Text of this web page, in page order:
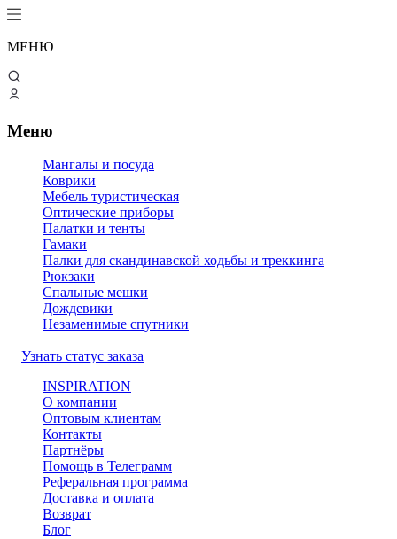
МЕНЮ
Меню
Мангалы и посуда
Коврики
Мебель туристическая
Оптические приборы
Палатки и тенты
Гамаки
Палки для скандинавской ходьбы и треккинга
Рюкзаки
Спальные мешки
Дождевики
Незаменимые спутники
Узнать статус заказа
INSPIRATION
О компании
Оптовым клиентам
Контакты
Партнёры
Помощь в Телеграмм
Реферальная программа
Доставка и оплата
Возврат
Блог